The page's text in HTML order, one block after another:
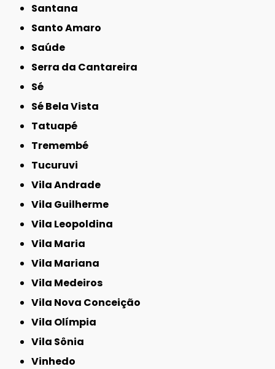
Santana
Santo Amaro
Saúde
Serra da Cantareira
Sé
Sé Bela Vista
Tatuapé
Tremembé
Tucuruvi
Vila Andrade
Vila Guilherme
Vila Leopoldina
Vila Maria
Vila Mariana
Vila Medeiros
Vila Nova Conceição
Vila Olímpia
Vila Sônia
Vinhedo